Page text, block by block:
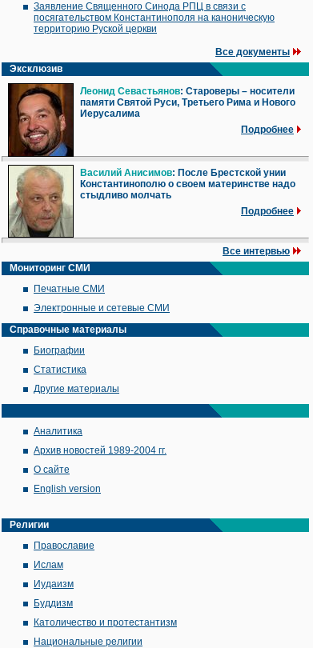
Заявление Священного Синода РПЦ в связи с
посягательством Константинополя на каноническую
территорию Руской церкви
Все документы
Эксклюзив
Леонид Севастьянов: Староверы – носители
памяти Святой Руси, Третьего Рима и Нового
Иерусалима
Подробнее
Василий Анисимов: После Брестской унии
Константинополю о своем материнстве надо
стыдливо молчать
Подробнее
Все интервью
Мониторинг СМИ
Печатные СМИ
Электронные и сетевые СМИ
Справочные материалы
Биографии
Статистика
Другие материалы
Аналитика
Архив новостей 1989-2004 гг.
О сайте
English version
Религии
Православие
Ислам
Иудаизм
Буддизм
Католичество и протестантизм
Национальные религии